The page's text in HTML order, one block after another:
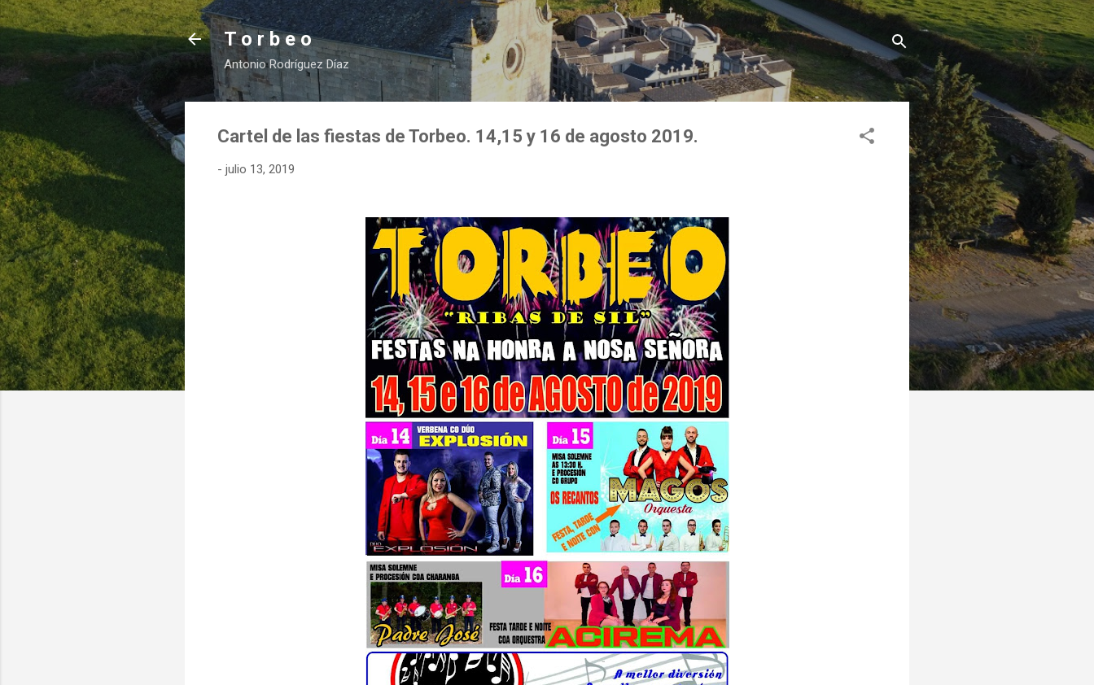
Ir al contenido principal
T o r b e o
Antonio Rodríguez Díaz
Cartel de las fiestas de Torbeo. 14,15 y 16 de agosto 2019.
- julio 13, 2019